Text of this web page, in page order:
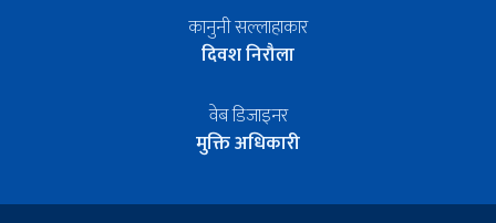
कानुनी सल्लाहाकार
दिवश निरौला
वेब डिजाइनर
मुक्ति अधिकारी